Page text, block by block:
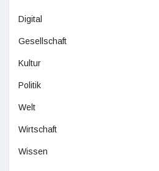
Digital
Gesellschaft
Kultur
Politik
Welt
Wirtschaft
Wissen